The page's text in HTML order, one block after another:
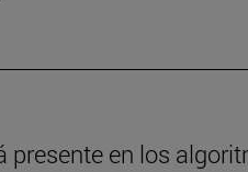
presente en los